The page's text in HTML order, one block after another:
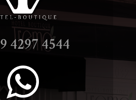
9 4297 4544